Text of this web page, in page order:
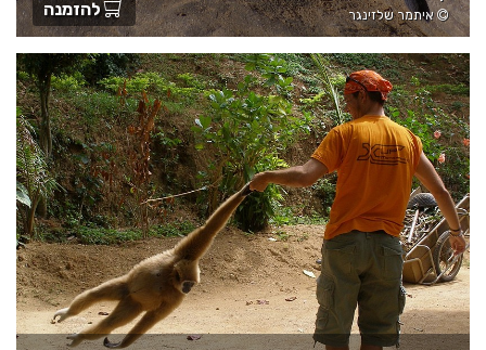
איתמר שלזינגר
להזמנה